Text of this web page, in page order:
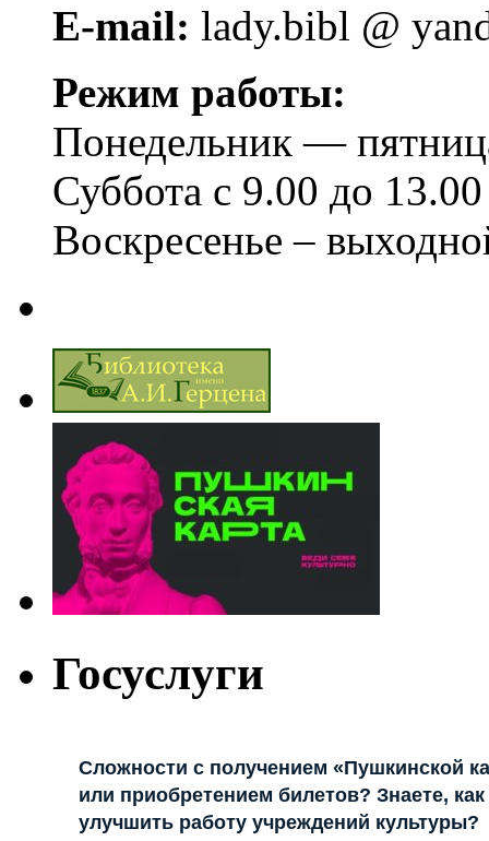
E-mail: lady.bibl @
Режим работы:
Понедельник —
Суббота с 9.00 до 13.00
Воскресенье –
Госуслуги
Сложности с получением «Пушкинской
или приобретением билетов? Знаете, как
улучшить работу учреждений культуры?